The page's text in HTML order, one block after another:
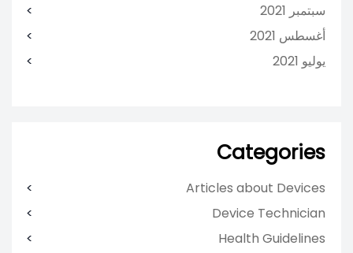
سبتمبر 2021
أغسطس 2021
يوليو 2021
Categories
Articles about Devices
Device Technician
Health Guidelines